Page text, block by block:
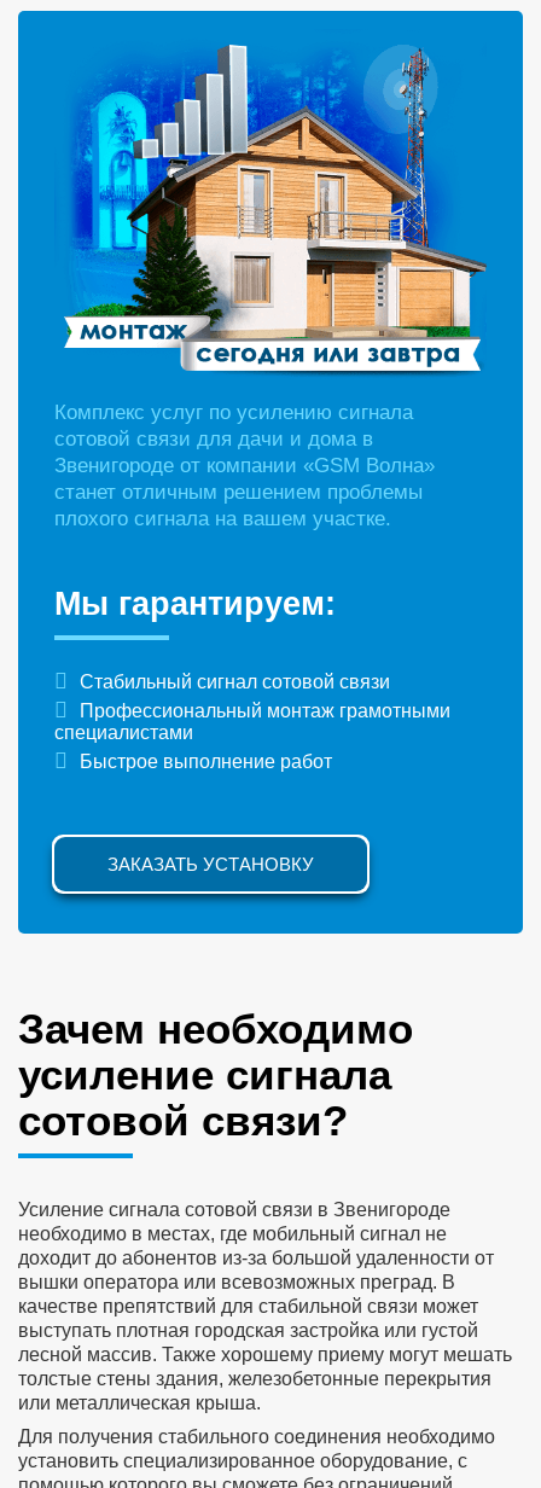
Комплекс услуг по усилению сигнала
сотовой связи для дачи и дома в
Звенигороде от компании «GSM Волна»
станет отличным решением проблемы
плохого сигнала на вашем участке.
Мы гарантируем:
Стабильный сигнал сотовой связи
Профессиональный монтаж грамотными
специалистами
Быстрое выполнение работ
ЗАКАЗАТЬ УСТАНОВКУ
Зачем необходимо
усиление сигнала
сотовой связи?
Усиление сигнала сотовой связи в Звенигороде
необходимо в местах, где мобильный сигнал не
доходит до абонентов из-за большой удаленности от
вышки оператора или всевозможных преград. В
качестве препятствий для стабильной связи может
выступать плотная городская застройка или густой
лесной массив. Также хорошему приему могут мешать
толстые стены здания, железобетонные перекрытия
или металлическая крыша.
Для получения стабильного соединения необходимо
установить специализированное оборудование, с